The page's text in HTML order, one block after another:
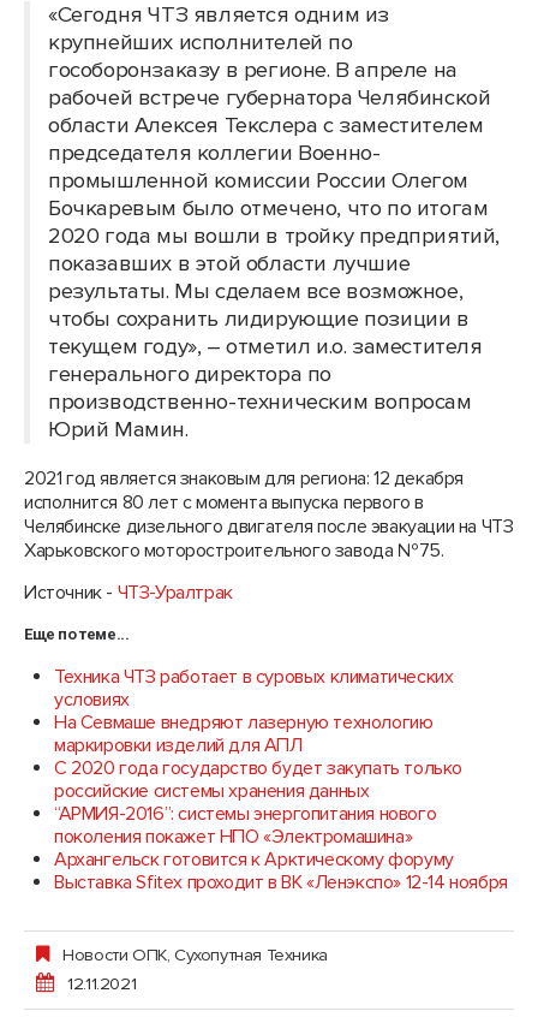
«Сегодня ЧТЗ является одним из
крупнейших исполнителей по
гособоронзаказу в регионе. В апреле на
рабочей встрече губернатора Челябинской
области Алексея Текслера с заместителем
председателя коллегии Военно-
промышленной комиссии России Олегом
Бочкаревым было отмечено, что по итогам
2020 года мы вошли в тройку предприятий,
показавших в этой области лучшие
результаты. Мы сделаем все возможное,
чтобы сохранить лидирующие позиции в
текущем году», – отметил и.о. заместителя
генерального директора по
производственно-техническим вопросам
Юрий Мамин.
2021 год является знаковым для региона: 12 декабря
исполнится 80 лет с момента выпуска первого в
Челябинске дизельного двигателя после эвакуации на ЧТЗ
Харьковского моторостроительного завода №75.
Источник - ЧТЗ-Уралтрак
Еще по теме...
Техника ЧТЗ работает в суровых климатических
условиях
На Севмаше внедряют лазерную технологию
маркировки изделий для АПЛ
С 2020 года государство будет закупать только
российские системы хранения данных
“АРМИЯ-2016”: системы энергопитания нового
поколения покажет НПО «Электромашина»
Архангельск готовится к Арктическому форуму
Выставка Sfitex проходит в ВК «Ленэкспо» 12-14 ноября
Новости ОПК,Сухопутная Техника
12.11.2021